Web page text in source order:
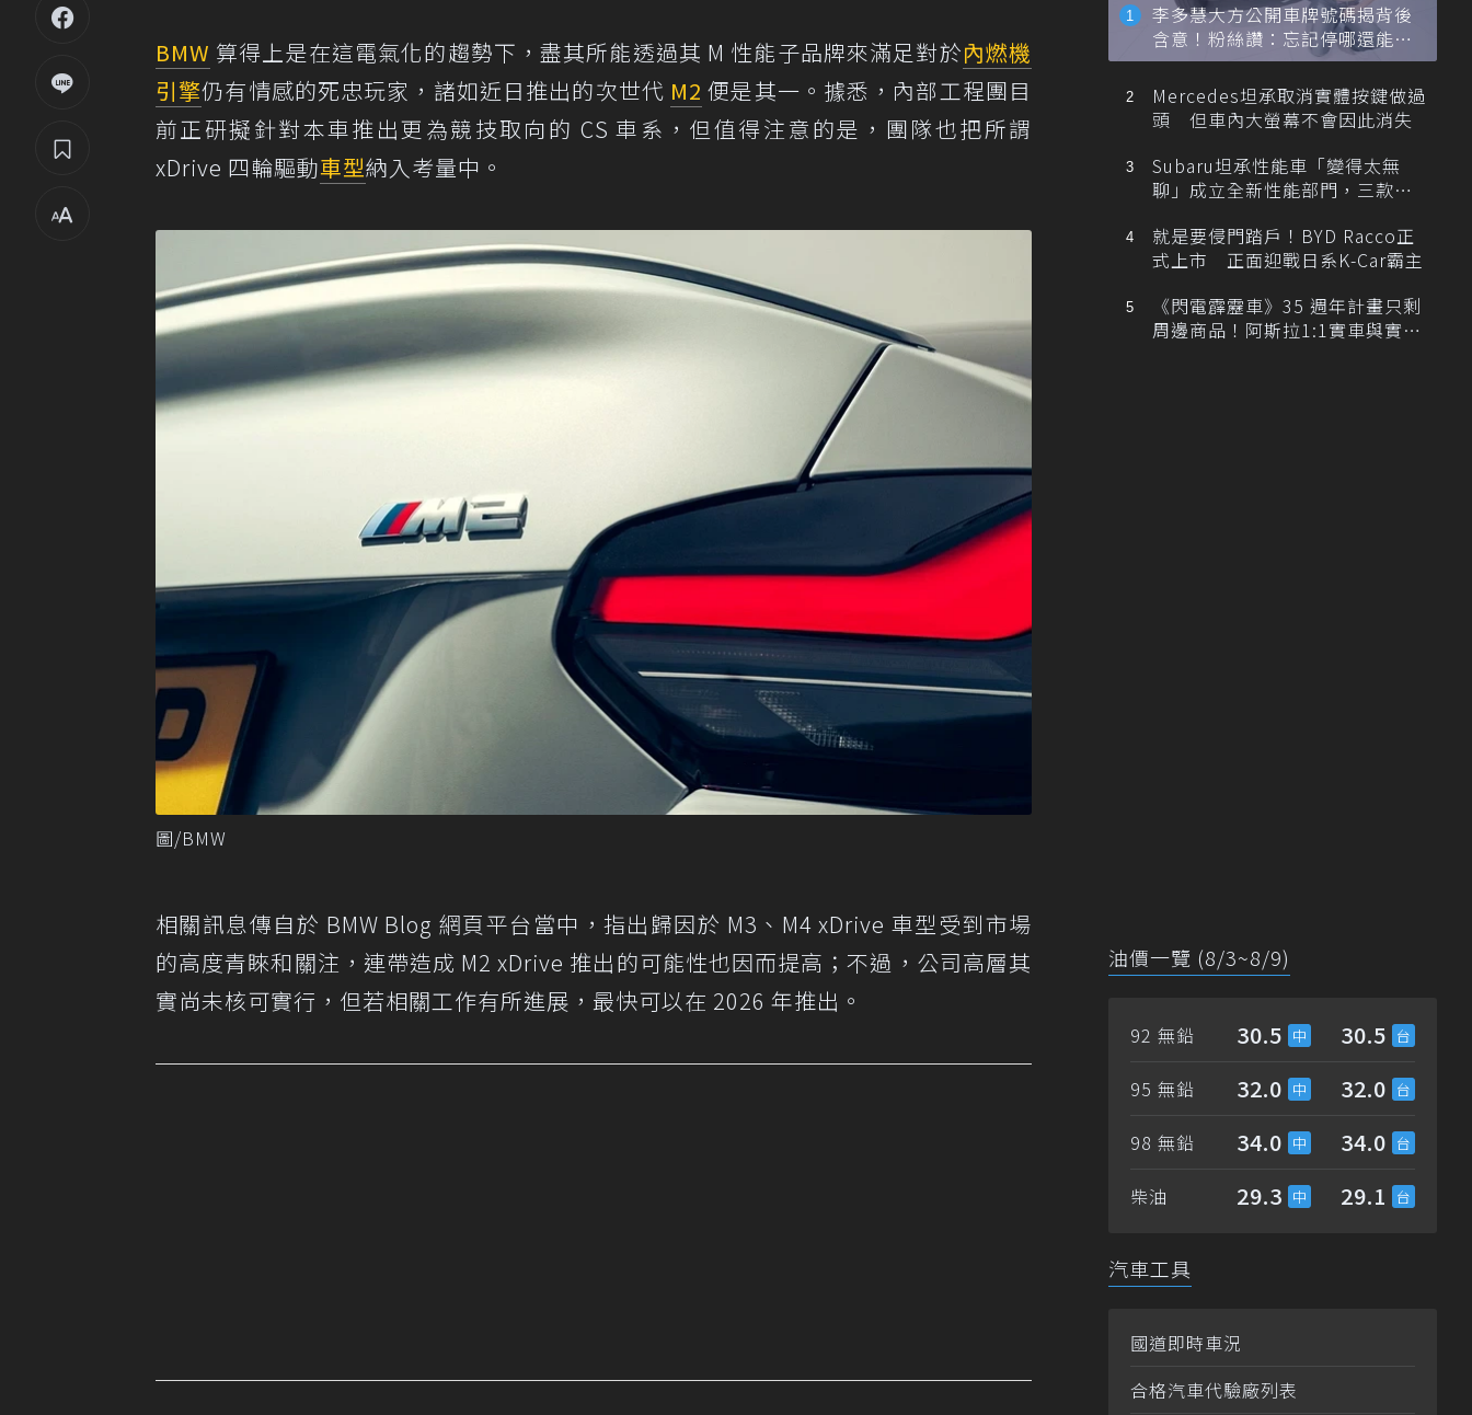
BMW 算得上是在這電氣化的趨勢下，盡其所能透過其 M 性能子品牌來滿足對於內燃機
引擎仍有情感的死忠玩家，諸如近日推出的次世代 M2 便是其一。據悉，內部工程團目
前正研擬針對本車推出更為競技取向的 CS 車系，但值得注意的是，團隊也把所謂
xDrive 四輪驅動車型納入考量中。
圖/BMW
相關訊息傳自於 BMW Blog 網頁平台當中，指出歸因於 M3、M4 xDrive 車型受到市場
的高度青睞和關注，連帶造成 M2 xDrive 推出的可能性也因而提高；不過，公司高層其
實尚未核可實行，但若相關工作有所進展，最快可以在 2026 年推出。
李多慧大方公開車牌號碼揭背後
含意！粉絲讚：忘記停哪還能幫
忙找車
Mercedes坦承取消實體按鍵做過
頭 但車內大螢幕不會因此消失
Subaru坦承性能車「變得太無
聊」成立全新性能部門，三款手
就是要侵門踏戶！BYD Racco正
式上市 正面迎戰日系K-Car霸主
《閃電霹靂車》35 週年計畫只剩
周邊商品！阿斯拉1:1實車與實體
油價一覽 (8/3~8/9)
92 無鉛 30.5 30.5
95 無鉛 32.0 32.0
98 無鉛 34.0 34.0
柴油 29.3 29.1
汽車工具
國道即時車況
合格汽車代驗廠列表